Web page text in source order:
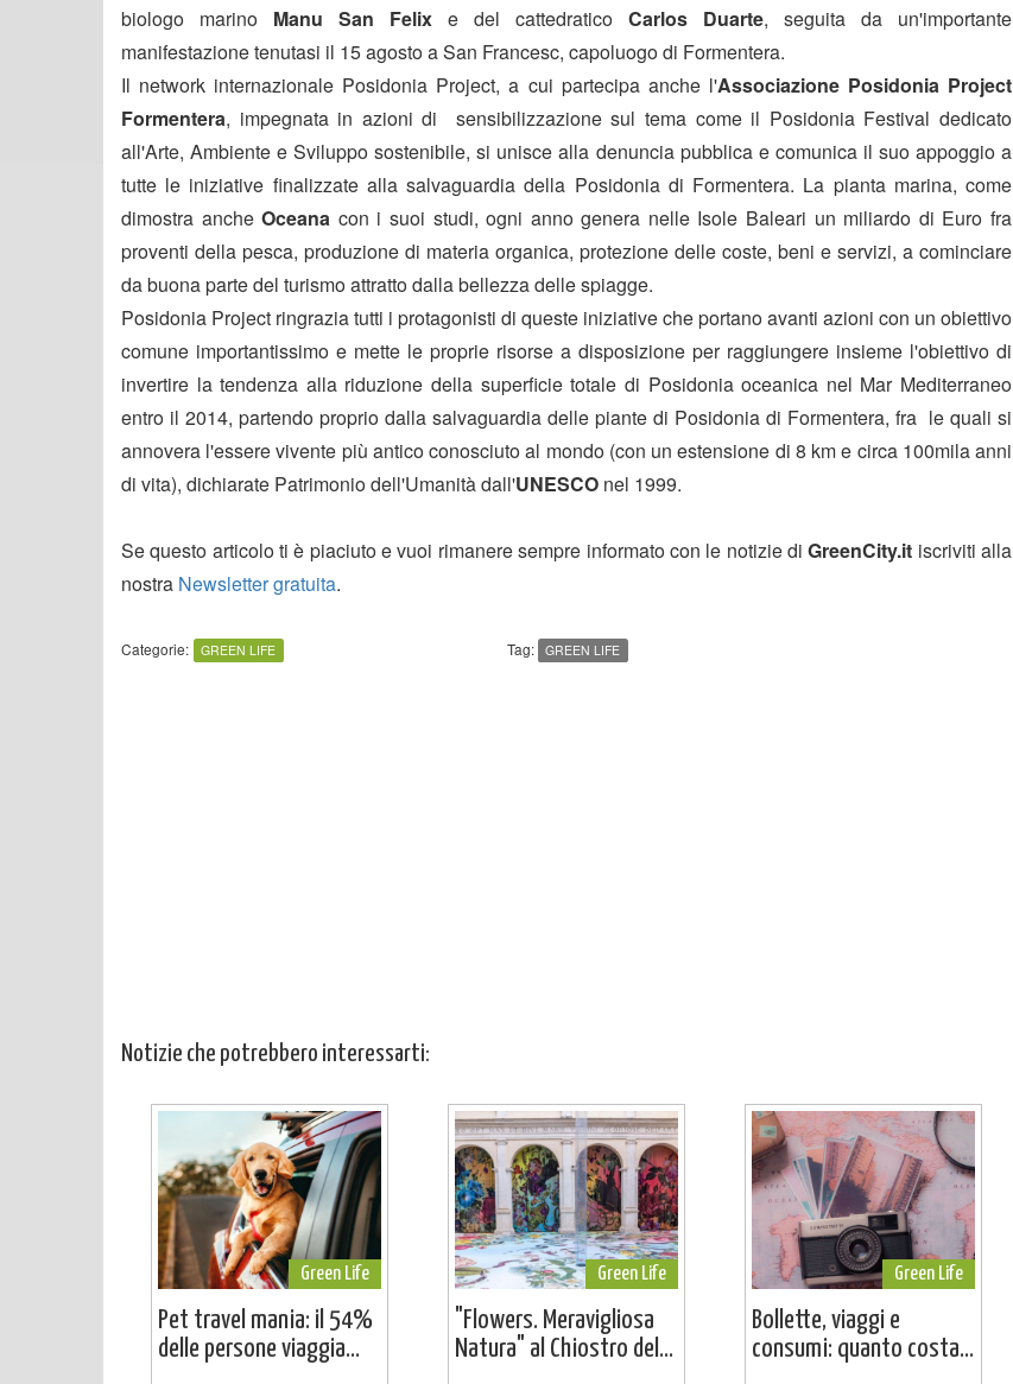
biologo marino Manu San Felix e del cattedratico Carlos Duarte, seguita da un'importante
manifestazione tenutasi il 15 agosto a San Francesc, capoluogo di Formentera.
Il network internazionale Posidonia Project, a cui partecipa anche l'Associazione Posidonia Project
Formentera, impegnata in azioni di sensibilizzazione sul tema come il Posidonia Festival dedicato
all'Arte, Ambiente e Sviluppo sostenibile, si unisce alla denuncia pubblica e comunica il suo appoggio a
tutte le iniziative finalizzate alla salvaguardia della Posidonia di Formentera. La pianta marina, come
dimostra ancheOceana con i suoi studi, ogni anno genera nelle Isole Baleari un miliardo di Euro fra
proventi della pesca, produzione di materia organica, protezione delle coste, beni e servizi, a cominciare
da buona parte del turismo attratto dalla bellezza delle spiagge.
Posidonia Project ringrazia tutti i protagonisti di queste iniziative che portano avanti azioni con un obiettivo
comune importantissimo e mette le proprie risorse a disposizione per raggiungere insieme l'obiettivo di
invertire la tendenza alla riduzione della superficie totale di Posidonia oceanica nel Mar Mediterraneo
entro il 2014, partendo proprio dalla salvaguardia delle piante di Posidonia di Formentera, fra le quali si
annovera l'essere vivente più antico conosciuto al mondo (con un estensione di 8 km e circa 100mila anni
di vita), dichiarate Patrimonio dell'Umanità dall'UNESCO nel 1999.
Se questo articolo ti è piaciuto e vuoi rimanere sempre informato con le notizie diGreenCity.it iscriviti alla
nostra Newsletter gratuita.
Categorie: GREEN LIFE Tag: GREEN LIFE
Notizie che potrebbero interessarti:
Green Life
Pet travel mania: il 54%
delle persone viaggia...
Green Life
"Flowers. Meravigliosa
Natura" al Chiostro del...
Green Life
Bollette, viaggi e
consumi: quanto costa...